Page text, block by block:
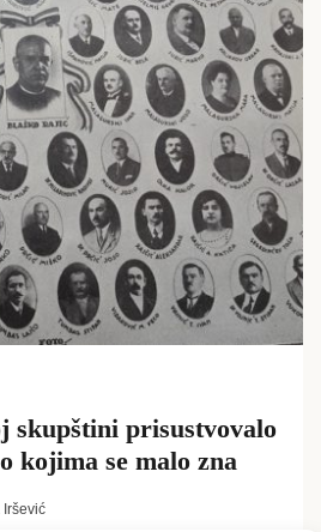
skupštini prisustvovalo
kojima se malo zna
Iršević